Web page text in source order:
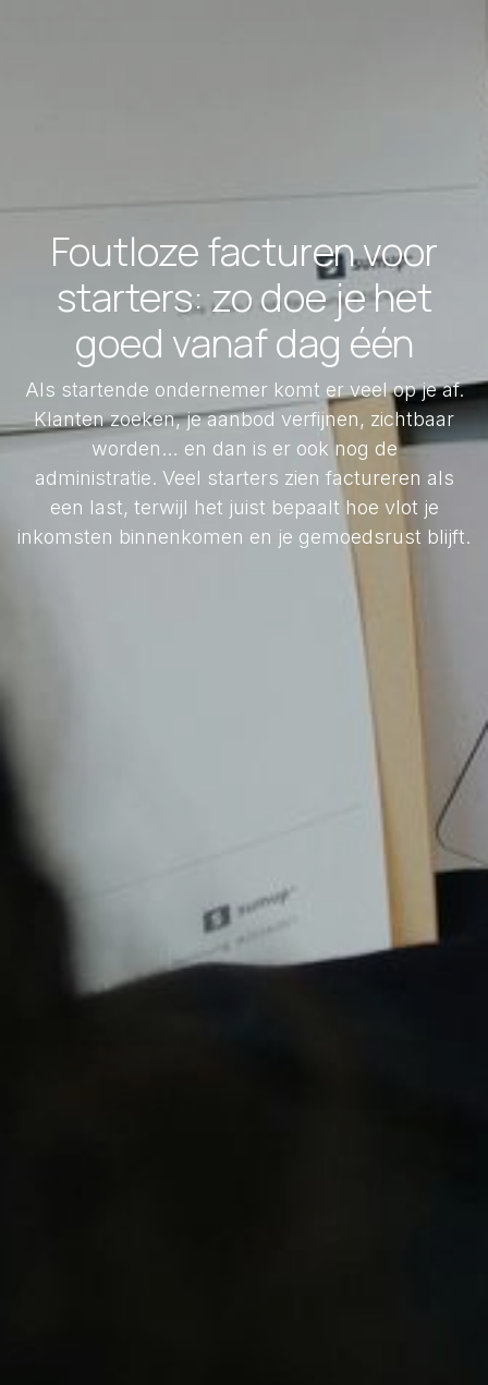
Foutloze facturen voor
starters: zo doe je het
goed vanaf dag één
Als startende ondernemer komt er veel op je af.
Klanten zoeken, je aanbod verfijnen, zichtbaar
worden… en dan is er ook nog de
administratie. Veel starters zien factureren als
een last, terwijl het juist bepaalt hoe vlot je
inkomsten binnenkomen en je gemoedsrust blijft.